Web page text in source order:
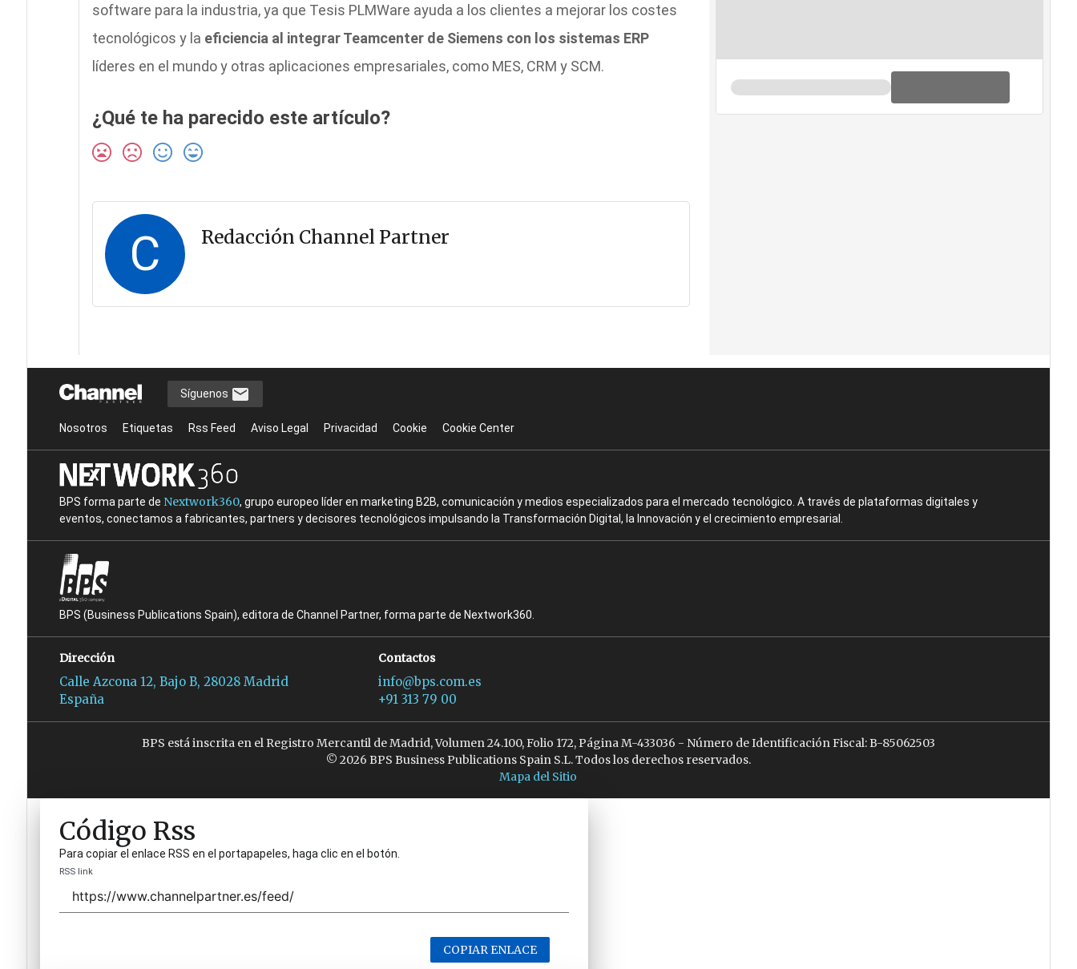
software para la industria, ya que Tesis PLMWare ayuda a los clientes a mejorar los costes
tecnológicos y la eficiencia al integrar Teamcenter de Siemens con los sistemas ERP
líderes en el mundo y otras aplicaciones empresariales, como MES, CRM y SCM.
¿Qué te ha parecido este artículo?
C Redacción Channel Partner
Síguenos
Nosotros Etiquetas Rss Feed Aviso Legal Privacidad Cookie Cookie Center
BPS forma parte de Nextwork360, grupo europeo líder en marketing B2B, comunicación y medios especializados para el mercado tecnológico. A través de plataformas digitales y
eventos, conectamos a fabricantes, partners y decisores tecnológicos impulsando la Transformación Digital, la Innovación y el crecimiento empresarial.
BPS (Business Publications Spain), editora de Channel Partner, forma parte de Nextwork360.
Dirección
Calle Azcona 12, Bajo B, 28028 Madrid
España
Contactos
info@bps.com.es
+91 313 79 00
BPS está inscrita en el Registro Mercantil de Madrid, Volumen 24.100, Folio 172, Página M-433036 - Número de Identificación Fiscal: B-85062503
© 2026 BPS Business Publications Spain S.L. Todos los derechos reservados.
Mapa del Sitio
Código Rss
Para copiar el enlace RSS en el portapapeles, haga clic en el botón.
RSS link
COPIAR ENLACE